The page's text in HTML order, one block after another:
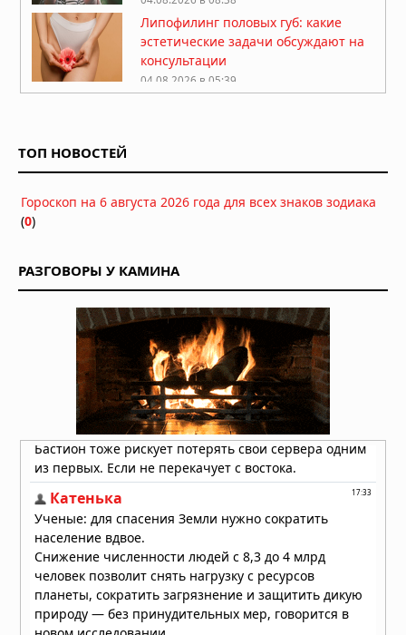
Липофилинг половых губ: какие
эстетические задачи обсуждают на
консультации
04.08.2026 в 05:39
КТ/МРТ на пациента и поднять чек?
Фермерский эффект: ученые нашли
02.08.2026 в 07:00
Стоматологи нашли простой способ
остановить кариес без сверления
30.07.2026 в 08:47
УЗИ поверхностных структур и
мягких тканей
29.07.2026 в 05:40
Пять чашек кофе в день улучшают
здоровье сердца
28.07.2026 в 10:23
Как выбрать хорошего врача и
клинику: на что обращать внимание
перед записью на приём
ТОП НОВОСТЕЙ
Гороскоп на 6 августа 2026 года для всех знаков зодиака
(0)
РАЗГОВОРЫ У КАМИНА